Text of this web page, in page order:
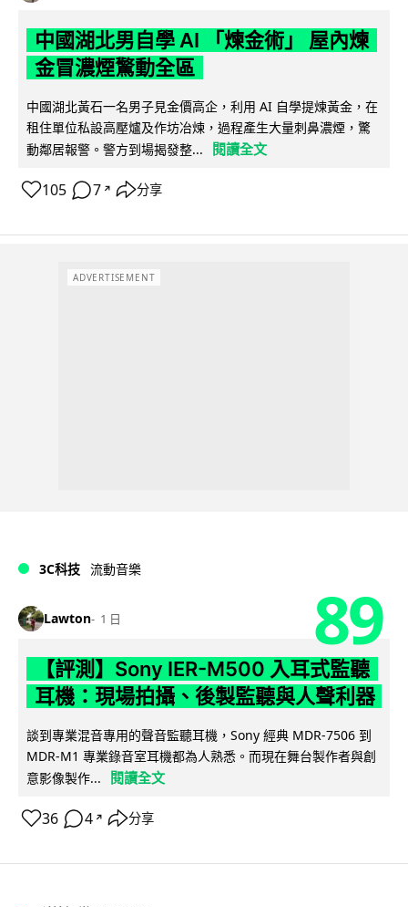
中國湖北男自學 AI 「煉金術」 屋內煉
金冒濃煙驚動全區
中國湖北黃石一名男子見金價高企，利用 AI 自學提煉黃金，在
租住單位私設高壓爐及作坊冶煉，過程產生大量刺鼻濃煙，驚
動鄰居報警。警方到場揭發整...
閱讀全文
105 7 ↗ 分享
ADVERTISEMENT
3C科技 流動音樂
Lawton 1 日 89
【評測】Sony IER-M500 入耳式監聽
耳機：現場拍攝、後製監聽與人聲利器
談到專業混音專用的聲音監聽耳機，Sony 經典 MDR-7506 到
MDR-M1 專業錄音室耳機都為人熟悉。而現在舞台製作者與創
意影像製作...
閱讀全文
36 4 ↗ 分享